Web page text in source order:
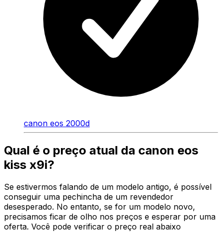
canon eos 2000d
Qual é o preço atual da canon eos
kiss x9i?
Se estivermos falando de um modelo antigo, é possível
conseguir uma pechincha de um revendedor
desesperado. No entanto, se for um modelo novo,
precisamos ficar de olho nos preços e esperar por uma
oferta. Você pode verificar o preço real abaixo